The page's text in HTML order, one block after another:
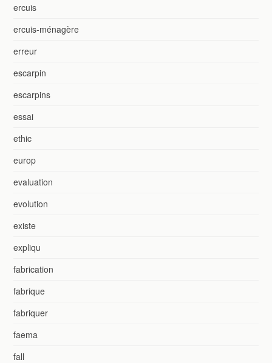
ercuis
ercuis-ménagère
erreur
escarpin
escarpins
essai
ethic
europ
evaluation
evolution
existe
expliqu
fabrication
fabrique
fabriquer
faema
fall